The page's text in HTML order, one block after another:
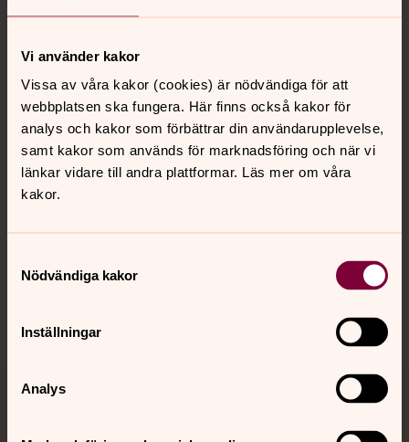
Vi använder kakor
Vissa av våra kakor (cookies) är nödvändiga för att
webbplatsen ska fungera. Här finns också kakor för
analys och kakor som förbättrar din användarupplevelse,
samt kakor som används för marknadsföring och när vi
länkar vidare till andra plattformar. Läs mer om våra
kakor.
Nödvändiga kakor
Inställningar
Analys
Kontakt
Kalender
Hitta snabbt
Sociala kanaler